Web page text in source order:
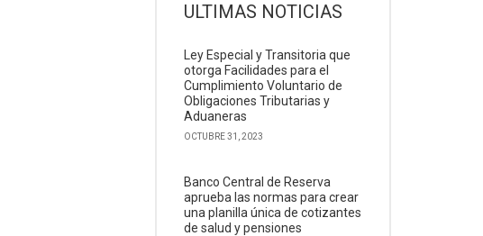
ULTIMAS NOTICIAS
Ley Especial y Transitoria que
otorga Facilidades para el
Cumplimiento Voluntario de
Obligaciones Tributarias y
Aduaneras
OCTUBRE 31, 2023
Banco Central de Reserva
aprueba las normas para crear
una planilla única de cotizantes
de salud y pensiones